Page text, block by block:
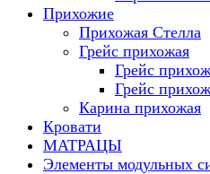
Прихожие
Прихожая Стелла
Грейс прихожая
Грейс
Грейс
Карина прихожая
Кровати
МАТРАЦЫ
Элементы модульных